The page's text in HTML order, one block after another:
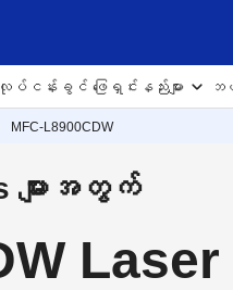
လုပ်ငန်းခွင် ဖြေရှင်းနည်းများ ဘ
MFC-L8900CDW
များအတွက်